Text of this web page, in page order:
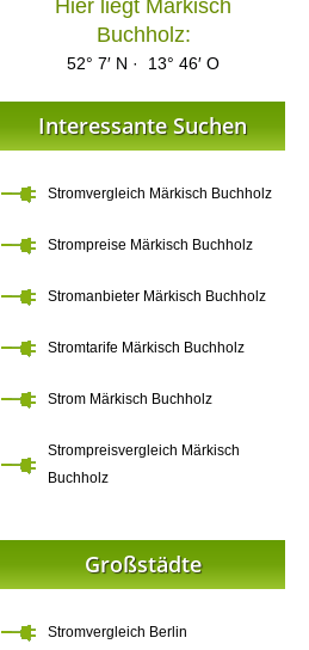
Hier liegt Märkisch
Buchholz:
52° 7′ N · 13° 46′ O
Interessante Suchen
Stromvergleich Märkisch Buchholz
Strompreise Märkisch Buchholz
Stromanbieter Märkisch Buchholz
Stromtarife Märkisch Buchholz
Strom Märkisch Buchholz
Strompreisvergleich Märkisch
Buchholz
Großstädte
Stromvergleich Berlin